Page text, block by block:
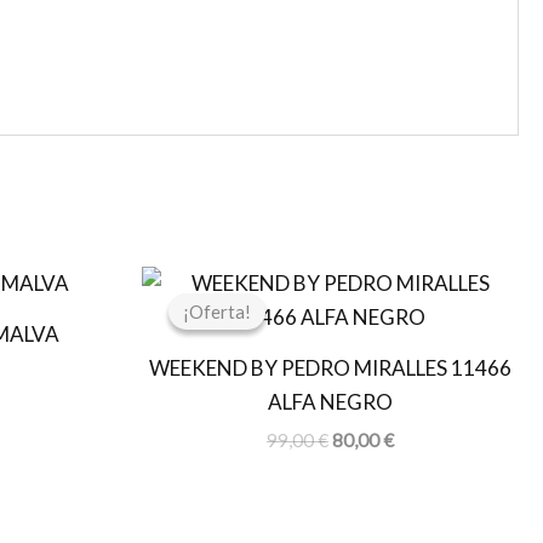
€.
¡Oferta!
¡Oferta!
WEEKEND BY PEDRO MIRALLES 11466
ALFA NEGRO
99,00€
El
original
99,00 €.
80,00€
El
actual
80,00 €.